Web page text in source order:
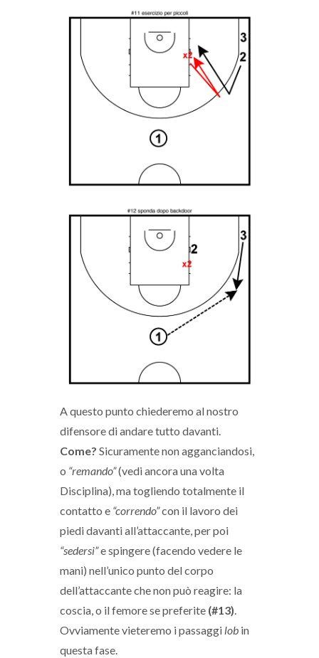
A questo punto chiederemo al nostro
difensore di andare tutto davanti.
Come? Sicuramente non agganciandosi,
o “remando”(vedi ancora una volta
Disciplina), ma togliendo totalmente il
contatto e “correndo”con il lavoro dei
piedi davanti all’attaccante, per poi
“sedersi”e spingere (facendo vedere le
mani) nell’unico punto del corpo
dell’attaccante che non può reagire: la
coscia, o il femore se preferite (#13).
Ovviamente vieteremo i passaggi lob in
questa fase.